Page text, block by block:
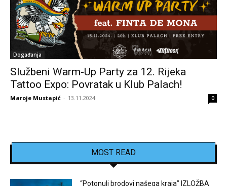
Događanja
Službeni Warm-Up Party za 12. Rijeka
Tattoo Expo: Povratak u Klub Palach!
Maroje Mustapić - 13.11.2024 0
MOST READ
“Potonuli brodovi našega kraja” IZLOŽBA